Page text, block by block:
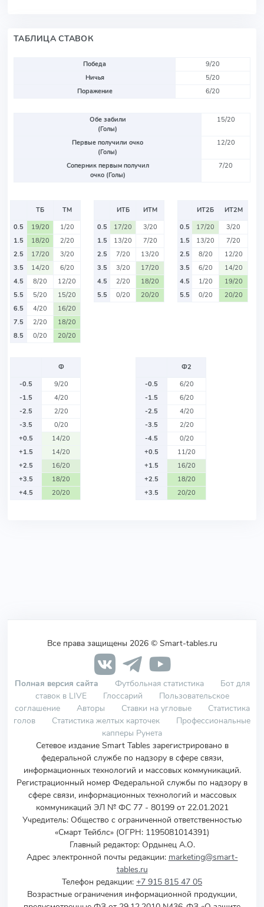
ТАБЛИЦА СТАВОК
Победа
9/20
Ничья
5/20
Поражение
6/20
Обе забили
(Голы)
15/20
Первые получили очко
(Голы)
12/20
Соперник первым получил
очко (Голы)
7/20
ТБ
ТМ
0.5
19/20
1/20
1.5
18/20
2/20
2.5
17/20
3/20
3.5
14/20
6/20
4.5
8/20
12/20
5.5
5/20
15/20
6.5
4/20
16/20
7.5
2/20
18/20
8.5
0/20 20/20
ИТБ
ИТМ
0.5
17/20
3/20
1.5
13/20
7/20
2.5
7/20
13/20
3.5
3/20
17/20
4.5
2/20
18/20
5.5
0/20 20/20
ИТ2Б
ИТ2М
0.5
17/20
3/20
1.5
13/20
7/20
2.5
8/20
12/20
3.5
6/20
14/20
4.5
1/20
19/20
5.5
0/20 20/20
Ф
-0.5
9/20
-1.5
4/20
-2.5
2/20
-3.5
0/20
+0.5
14/20
+1.5
14/20
+2.5
16/20
+3.5
18/20
+4.5
20/20
Ф2
-0.5
6/20
-1.5
6/20
-2.5
4/20
-3.5
2/20
-4.5
0/20
+0.5
11/20
+1.5
16/20
+2.5
18/20
+3.5
20/20
Все права защищены 2026 © Smart-tables.ru
Полная версия сайта Футбольная статистика
Бот для
ставок в LIVE
Глоссарий
Пользовательское
соглашение
Авторы Ставки на угловые
Статистика
голов
Статистика желтых карточек
Профессиональные
капперы Рунета
Сетевое издание Smart Tables зарегистрировано в
федеральной службе по надзору в сфере связи,
информационных технологий и массовых коммуникаций.
Регистрационный номер Федеральной службы по надзору в
сфере связи, информационных технологий и массовых
коммуникаций ЭЛ № ФС 77 - 80199 от 22.01.2021
Учредитель: Общество с ограниченной ответственностью
«Смарт Тейблс» (ОГРН: 1195081014391)
Главный редактор: Ордынец А.О.
Адрес электронной почты редакции: marketing@smart-
tables.ru
Телефон редакции: +7 915 815 47 05
Возрастные ограничения информационной продукции,